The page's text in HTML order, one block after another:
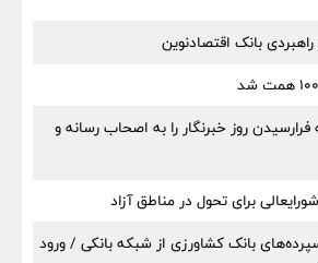
بانک اقتصادنوین
روز خبرنگار را به اصحاب رسانه و
بانک کشاورزی از شبکه بانکی / ورود